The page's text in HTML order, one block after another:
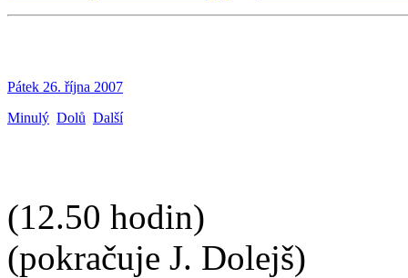
Pátek 26. října 2007
Minulý Dolů Další
(12.50 hodin)
(pokračuje J. Dolejš)